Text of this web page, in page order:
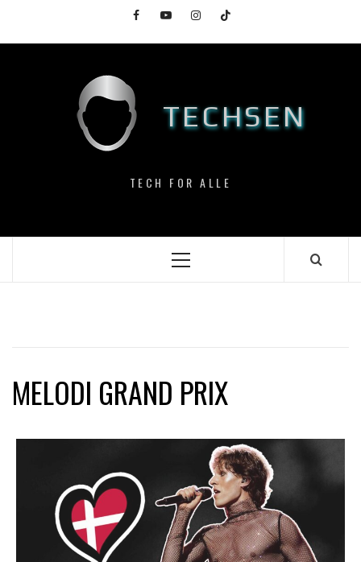
content
FacebookYouTubeInstagramTikTok
TECHSEN
TECH FOR ALLE
Primary
MELODI GRAND PRIX